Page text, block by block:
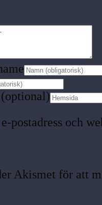
postadress och
Akismet för att